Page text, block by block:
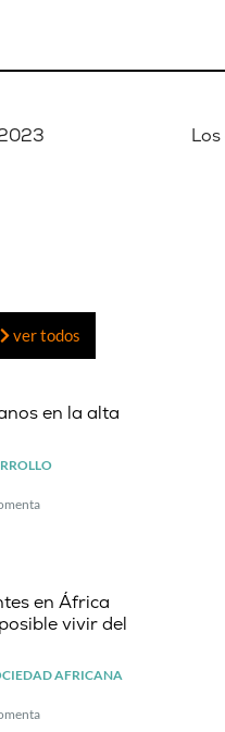
ver todos
en la alta
en África
vivir del
AFRICANA